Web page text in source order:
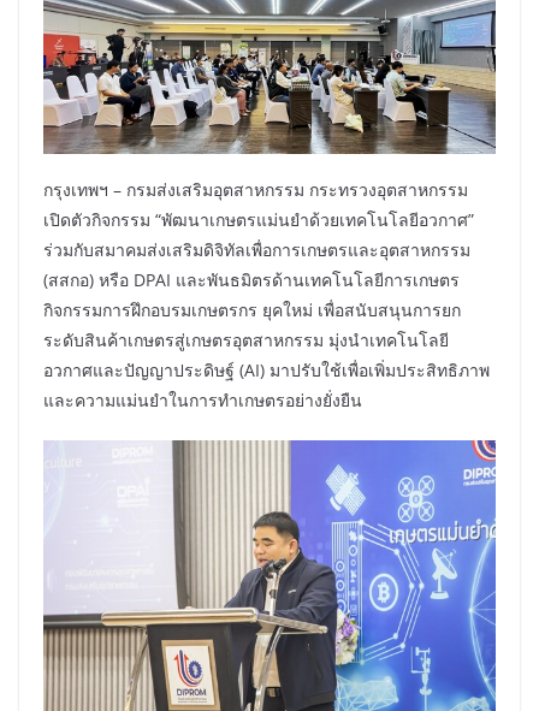
กรุงเทพฯ – กรมส่งเสริมอุตสาหกรรม กระทรวงอุตสาหกรรม
เปิดตัวกิจกรรม “พัฒนาเกษตรแม่นยำด้วยเทคโนโลยีอวกาศ”
ร่วมกับสมาคมส่งเสริมดิจิทัลเพื่อการเกษตรและอุตสาหกรรม
(สสกอ) หรือ DPAI และพันธมิตรด้านเทคโนโลยีการเกษตร
กิจกรรมการฝึกอบรมเกษตรกร ยุคใหม่ เพื่อสนับสนุนการยก
ระดับสินค้าเกษตรสู่เกษตรอุตสาหกรรม มุ่งนำเทคโนโลยี
อวกาศและปัญญาประดิษฐ์ (AI) มาปรับใช้เพื่อเพิ่มประสิทธิภาพ
และความแม่นยำในการทำเกษตรอย่างยั่งยืน